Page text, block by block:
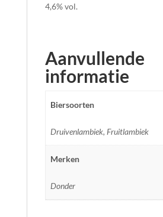
4,6% vol.
Aanvullende
informatie
Biersoorten
Druivenlambiek, Fruitlambiek
Merken
Donder